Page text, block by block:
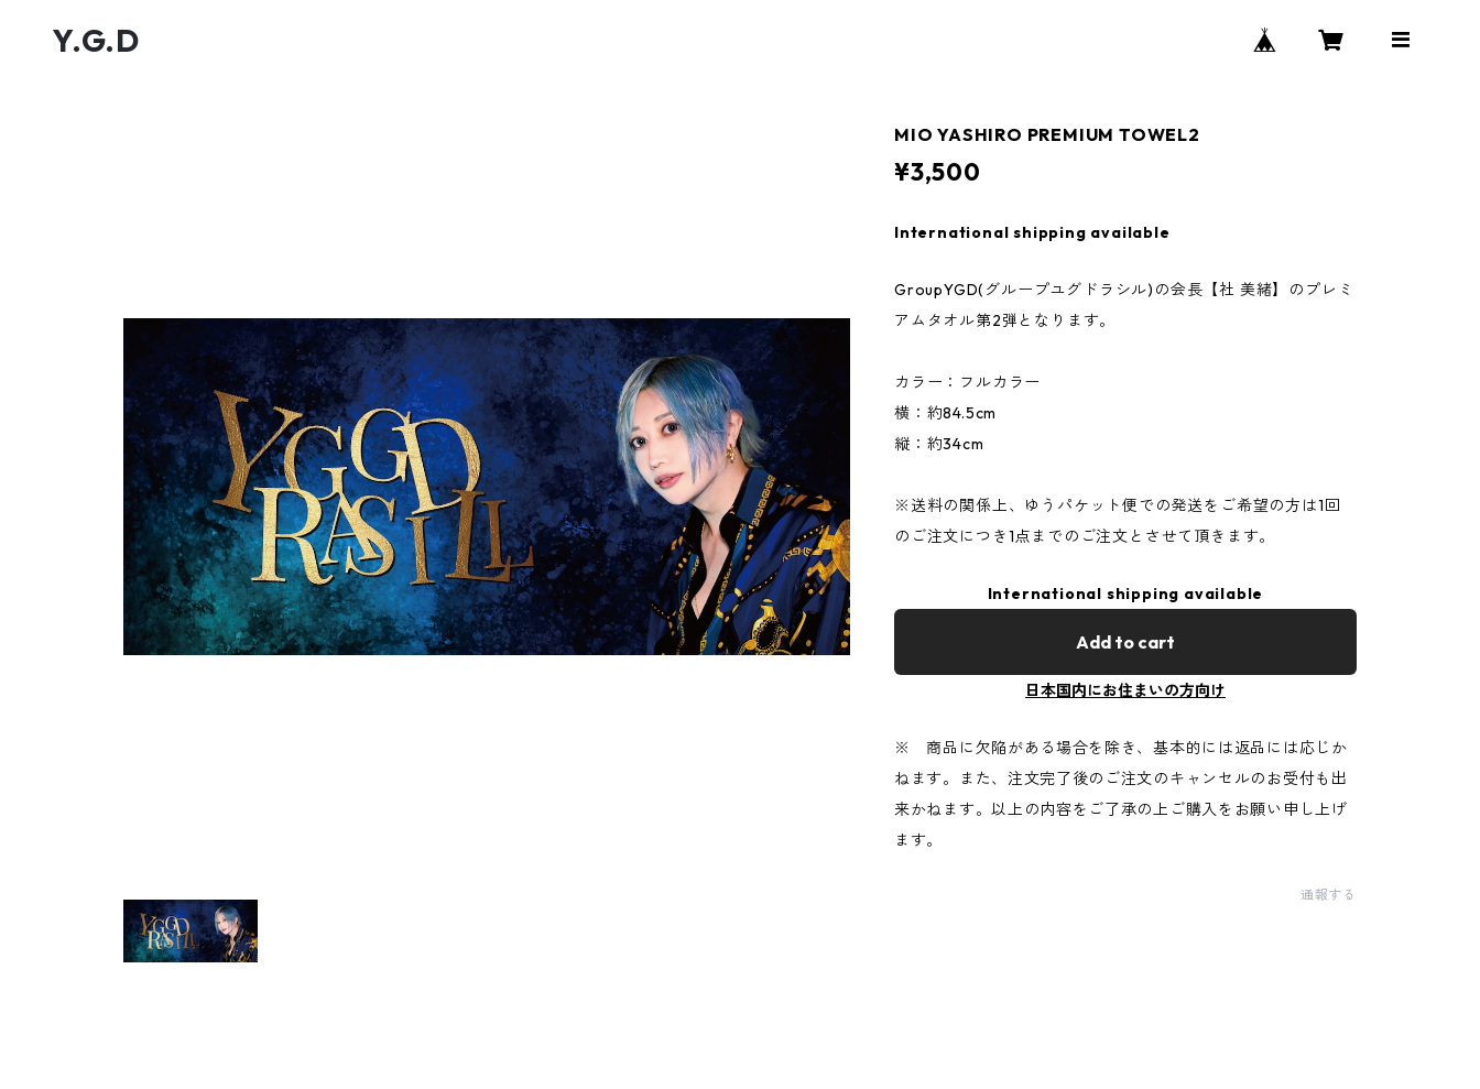
Y.G.D
MIO YASHIRO PREMIUM TOWEL2
¥3,500
International shipping available
GroupYGD(グループユグドラシル)の会長【社 美緒】のプレミ
アムタオル第2弾となります。
カラー：フルカラー
横：約84.5cm
縦：約34cm
※送料の関係上、ゆうパケット便での発送をご希望の方は1回
のご注文につき1点までのご注文とさせて頂きます。
International shipping available
Add to cart
日本国内にお住まいの方向け
※ 商品に欠陥がある場合を除き、基本的には返品には応じか
ねます。また、注文完了後のご注文のキャンセルのお受付も出
来かねます。以上の内容をご了承の上ご購入をお願い申し上げ
ます。
通報する